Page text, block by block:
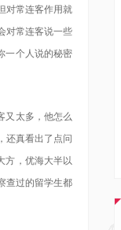
对常连客作用就
对常连客说一些
一个人说的秘密
又太多，他怎么
还真看出了点问
方，优海大半以
查过的留学生都